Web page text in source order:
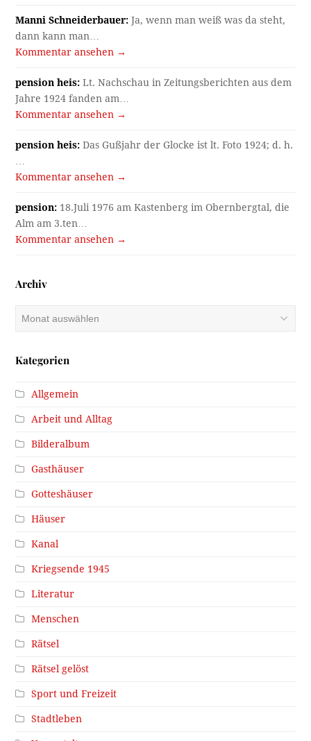
Manni Schneiderbauer: Ja, wenn man weiß was da steht,
dann kann man…
Kommentar ansehen →
pension heis: Lt. Nachschau in Zeitungsberichten aus dem
Jahre 1924 fanden am…
Kommentar ansehen →
pension heis: Das Gußjahr der Glocke ist lt. Foto 1924; d. h.
…
Kommentar ansehen →
pension: 18.Juli 1976 am Kastenberg im Obernbergtal, die
Alm am 3.ten…
Kommentar ansehen →
Archiv
Archiv
Kategorien
Allgemein
Arbeit und Alltag
Bilderalbum
Gasthäuser
Gotteshäuser
Häuser
Kanal
Kriegsende 1945
Literatur
Menschen
Rätsel
Rätsel gelöst
Sport und Freizeit
Stadtleben